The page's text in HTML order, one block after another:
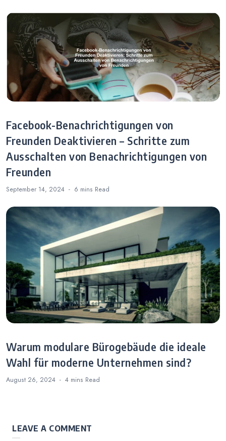
Facebook-Benachrichtigungen von
Freunden Deaktivieren – Schritte zum
Ausschalten von Benachrichtigungen von
Freunden
September 14, 2024 6 mins Read
Warum modulare Bürogebäude die ideale
Wahl für moderne Unternehmen sind?
August 26, 2024 4 mins Read
LEAVE A COMMENT